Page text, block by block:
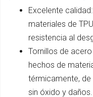
Excelente
materiales de
resistencia al
Tornillos de
hechos de
térmicamente,
sin óxido y daños.